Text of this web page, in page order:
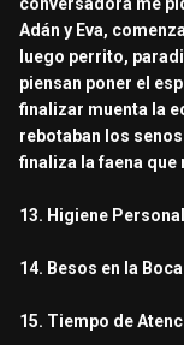
conversadora me
Adán y Eva,
luego perrito,
piensan poner el
finalizar muenta la
rebotaban los
finaliza la faena que
13. Higiene
14. Besos en la
15. Tiempo de